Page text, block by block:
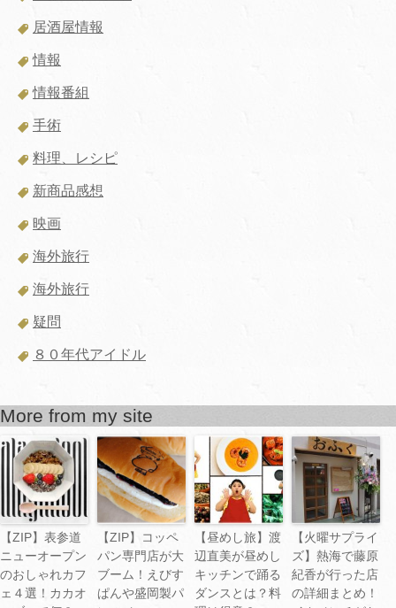
居酒屋情報
情報
情報番組
手術
料理、レシピ
新商品感想
映画
海外旅行
海外旅行
疑問
８０年代アイドル
More from my site
【ZIP】表参道
ニューオープン
のおしゃれカフ
ェ４選！カカオ
【ZIP】コッペ
パン専門店が大
ブーム！えびす
ぱんや盛岡製パ
【昼めし旅】渡
辺直美が昼めし
キッチンで踊る
ダンスとは？料
【火曜サプライ
ズ】熱海で藤原
紀香が行った店
の詳細まとめ！